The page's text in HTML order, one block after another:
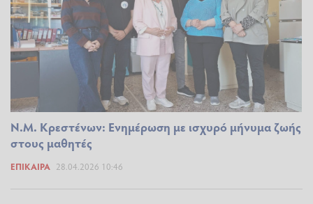
Ν.Μ. Κρεστένων: Ενημέρωση με ισχυρό μήνυμα ζωής
στους μαθητές
ΕΠΊΚΑΙΡΑ 28.04.2026 10:46